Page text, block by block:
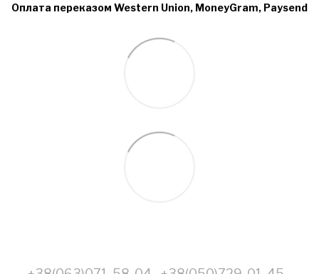
Оплата переказом Western Union, MoneyGram, Paysend